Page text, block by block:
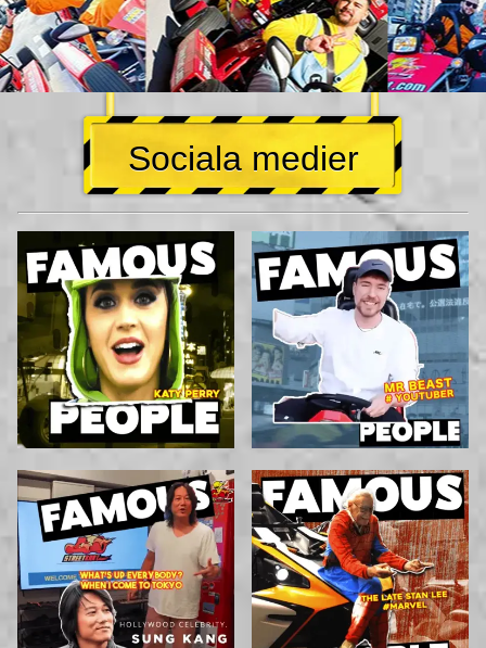
Sociala medier